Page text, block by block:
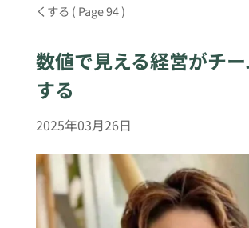
くする ( Page 94 )
数値で見える経営がチー
する
2025年03月26日